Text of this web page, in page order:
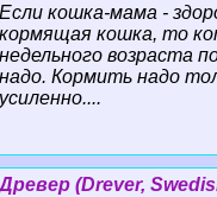
Если кошка-мама -
кормящая кошка, то
недельного возраста
надо. Кормить надо
усиленно....
Древер (Drever,